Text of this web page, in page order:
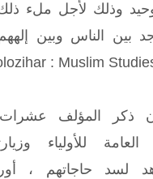
وذلك لأجل ملء ذلك
بين الناس وبين
: Muslim Studies
ذكر المؤلف عشرات
للأولياء
لسد حاجاتهم ،